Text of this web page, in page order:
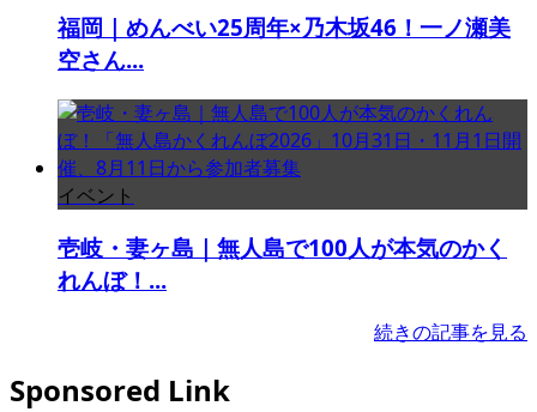
福岡｜めんべい25周年×乃木坂46！一ノ瀬美
空さん...
イベント
壱岐・妻ヶ島｜無人島で100人が本気のかく
れんぼ！...
続きの記事を見る
Sponsored Link